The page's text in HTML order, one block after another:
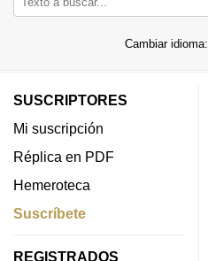
Cambiar idioma:
SUSCRIPTORES
Mi suscripción
Réplica en PDF
Hemeroteca
Suscríbete
REGISTRADOS